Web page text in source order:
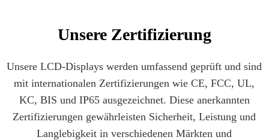
Unsere Zertifizierung
Unsere LCD-Displays werden umfassend geprüft und sind
mit internationalen Zertifizierungen wie CE, FCC, UL,
KC, BIS und IP65 ausgezeichnet. Diese anerkannten
Zertifizierungen gewährleisten Sicherheit, Leistung und
Langlebigkeit in verschiedenen Märkten und